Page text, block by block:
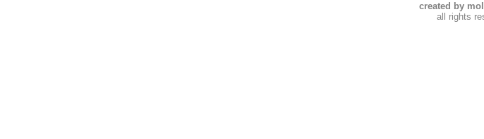
created by
all rights